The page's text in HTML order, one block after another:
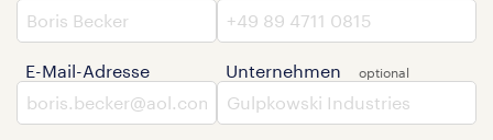
E-Mail-Adresse Unternehmen